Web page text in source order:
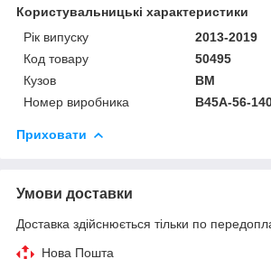
Користувальницькі характеристики
Рік випуску
2013-2019
Код товару
50495
Кузов
BM
Номер виробника
B45A-56-
Приховати
Умови доставки
Доставка здійснюється тільки по
Нова Пошта